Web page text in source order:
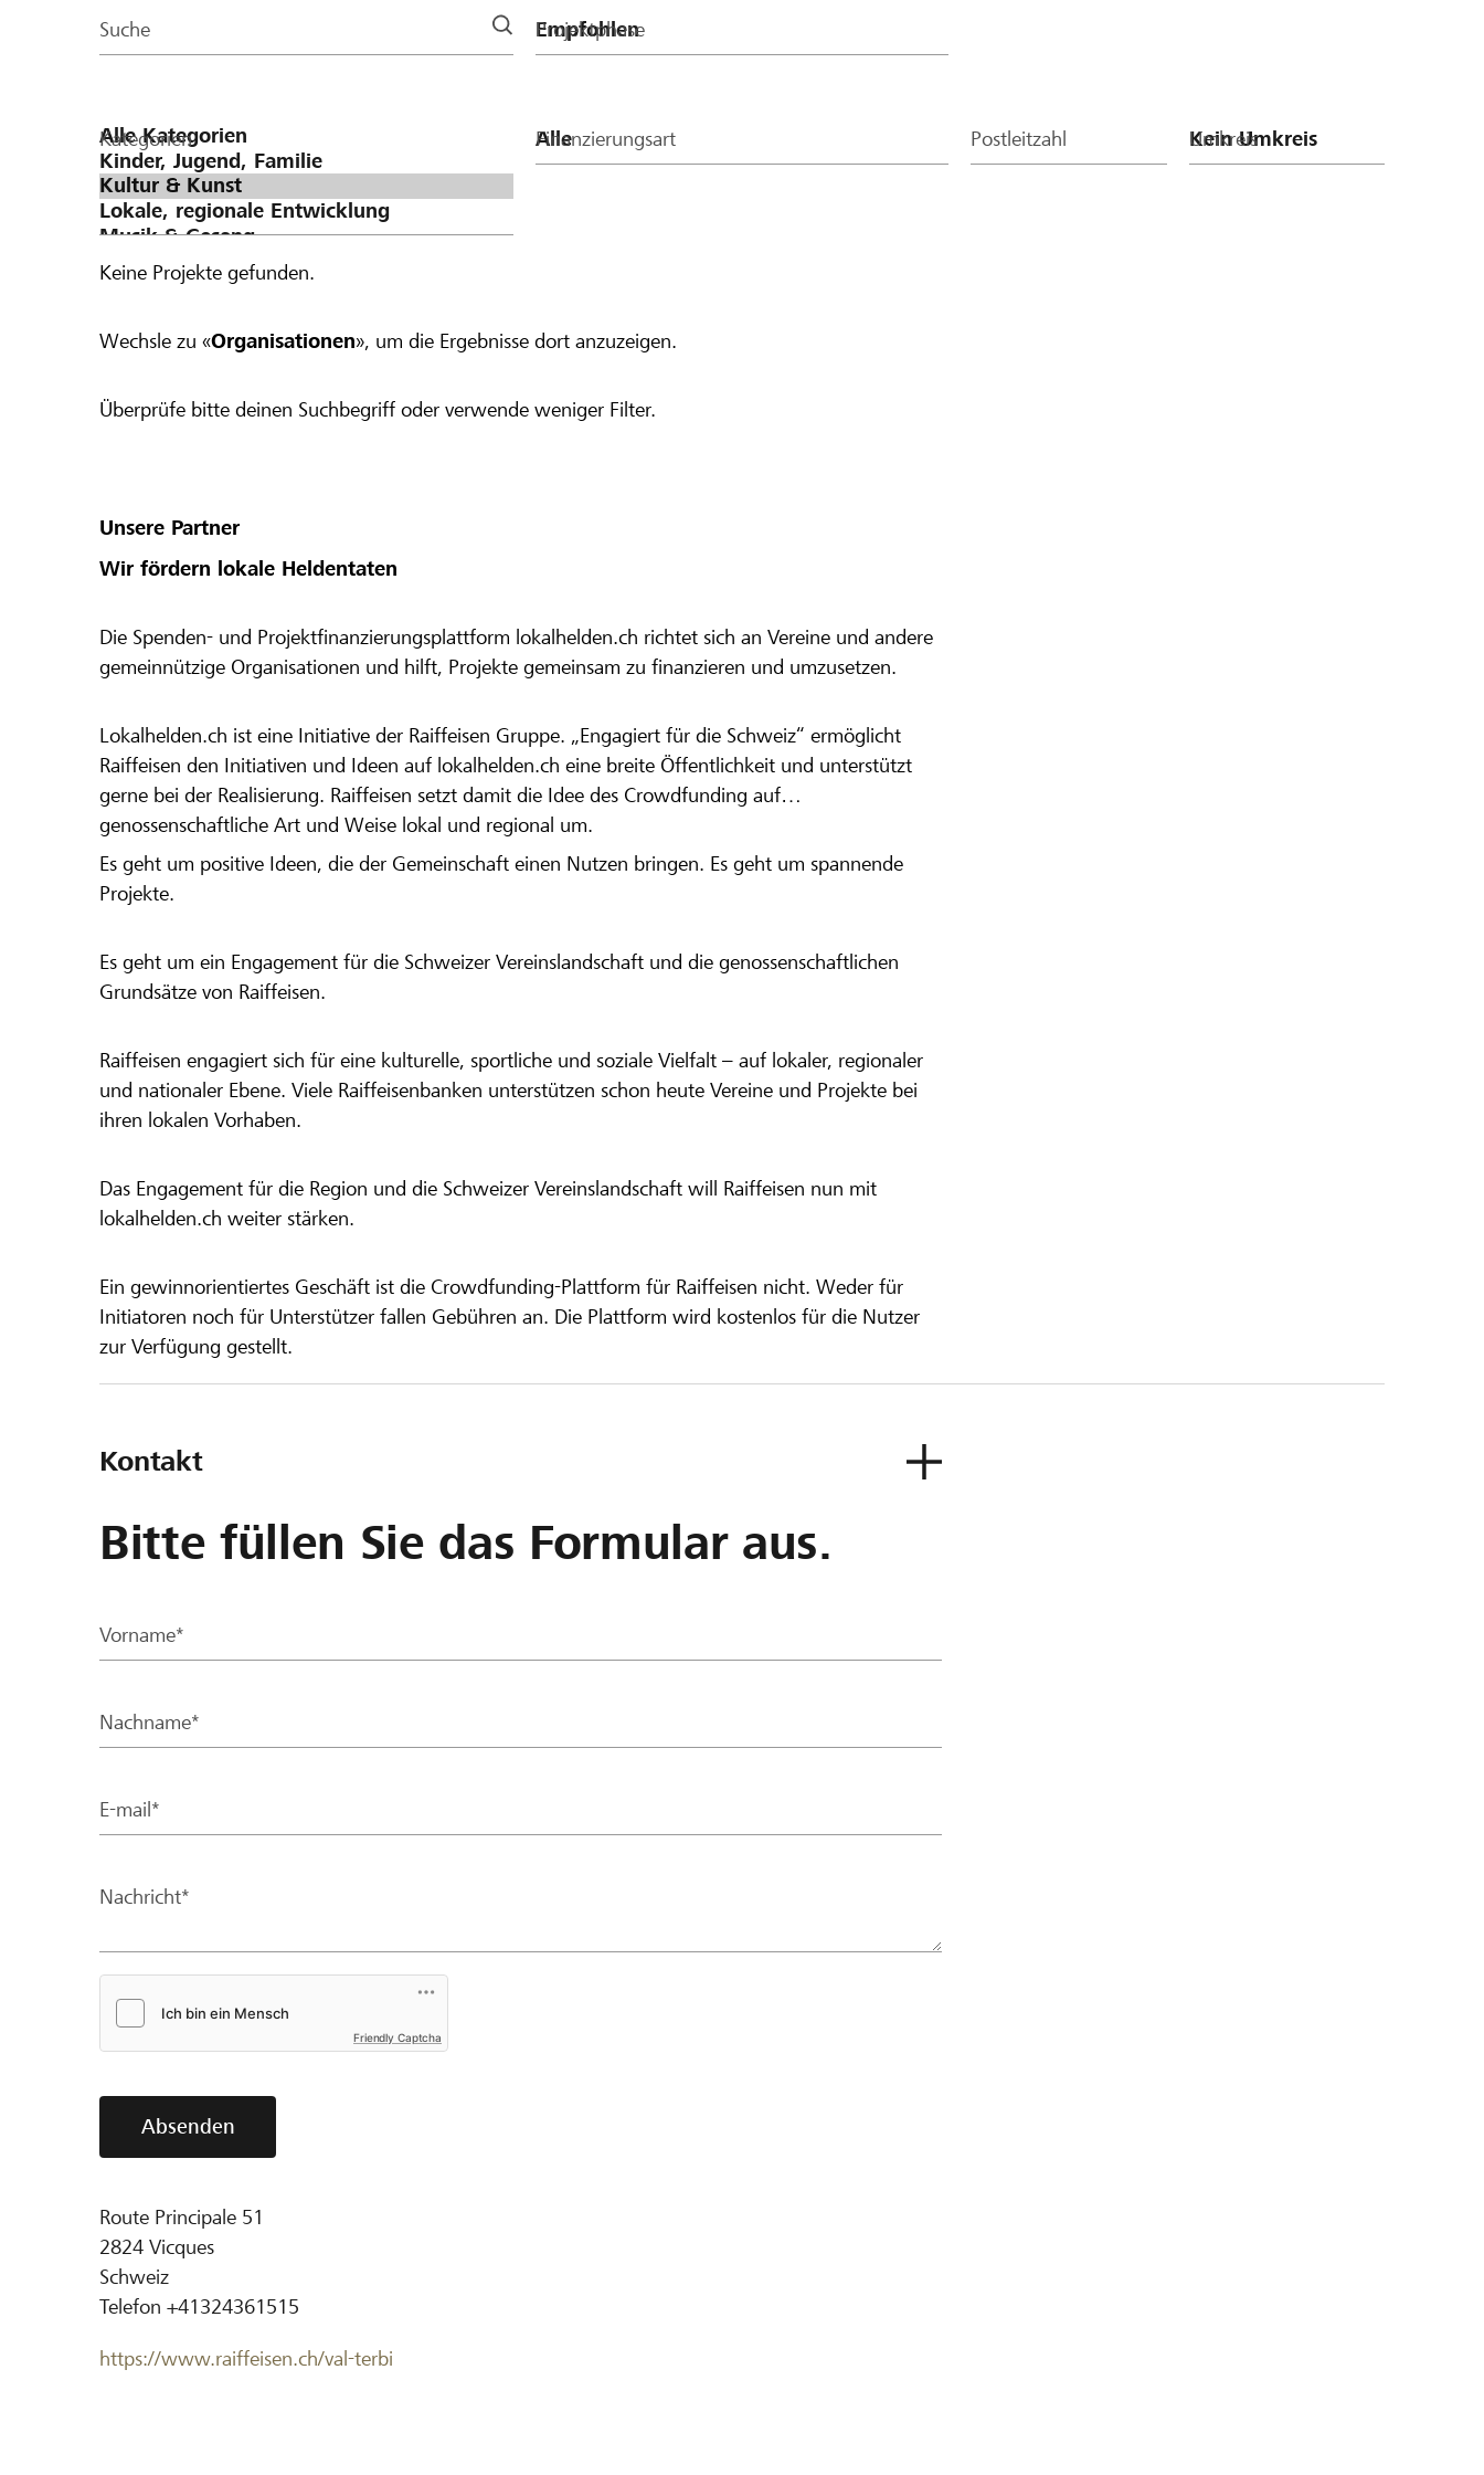
Suche Projektphase
Kategorien Finanzierungsart Postleitzahl Umkreis
Keine Projekte gefunden.
Wechsle zu «Organisationen», um die Ergebnisse dort anzuzeigen.
Überprüfe bitte deinen Suchbegriff oder verwende weniger Filter.
Unsere Partner
Wir fördern lokale Heldentaten
Die Spenden- und Projektfinanzierungsplattform lokalhelden.ch richtet sich an Vereine und andere
gemeinnützige Organisationen und hilft, Projekte gemeinsam zu finanzieren und umzusetzen.
Lokalhelden.ch ist eine Initiative der Raiffeisen Gruppe. „Engagiert für die Schweiz“ ermöglicht
Raiffeisen den Initiativen und Ideen auf lokalhelden.ch eine breite Öffentlichkeit und unterstützt
gerne bei der Realisierung. Raiffeisen setzt damit die Idee des Crowdfunding auf
genossenschaftliche Art und Weise lokal und regional um.
Es geht um positive Ideen, die der Gemeinschaft einen Nutzen bringen. Es geht um spannende
Projekte.
Es geht um ein Engagement für die Schweizer Vereinslandschaft und die genossenschaftlichen
Grundsätze von Raiffeisen.
Raiffeisen engagiert sich für eine kulturelle, sportliche und soziale Vielfalt – auf lokaler, regionaler
und nationaler Ebene. Viele Raiffeisenbanken unterstützen schon heute Vereine und Projekte bei
ihren lokalen Vorhaben.
Das Engagement für die Region und die Schweizer Vereinslandschaft will Raiffeisen nun mit
lokalhelden.ch weiter stärken.
Ein gewinnorientiertes Geschäft ist die Crowdfunding-Plattform für Raiffeisen nicht. Weder für
Initiatoren noch für Unterstützer fallen Gebühren an. Die Plattform wird kostenlos für die Nutzer
zur Verfügung gestellt.
Kontakt
Bitte füllen Sie das Formular aus.
Vorname*
Nachname*
E-mail*
Nachricht*
Friendly Captcha
Absenden
Route Principale 51
2824 Vicques
Schweiz
Telefon +41324361515
https://www.raiffeisen.ch/val-terbi